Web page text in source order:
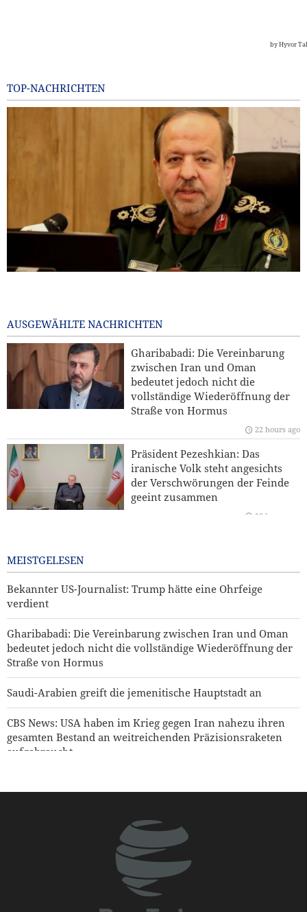
TOP-NACHRICHTEN
Kommentar | Die Zukunft der regionalen Sicherheit:
Warum eine Sicherheitsordnung unter Führung der
Staaten der Region unverzichtbar ist
Hamas: Der Angriff auf den Norden Jerusalems wird
unseren Widerstand gegen die Pläne zur Judaisierung
Yahya Saree: Wir haben die Stellungen der saudischen
Söldner mit ballistischen Raketen und Drohnen
zerschlagen
AUSGEWÄHLTE NACHRICHTEN
Gharibabadi: Die Vereinbarung
zwischen Iran und Oman
bedeutet jedoch nicht die
vollständige Wiederöffnung der
Straße von Hormus
22 hours ago
Präsident Pezeshkian: Das
iranische Volk steht angesichts
der Verschwörungen der Feinde
geeint zusammen
19 hours ago
21 hours ago
MEISTGELESEN
Bekannter US-Journalist: Trump hätte eine Ohrfeige
verdient
Gharibabadi: Die Vereinbarung zwischen Iran und Oman
bedeutet jedoch nicht die vollständige Wiederöffnung der
Straße von Hormus
Saudi-Arabien greift die jemenitische Hauptstadt an
CBS News: USA haben im Krieg gegen Iran nahezu ihren
gesamten Bestand an weitreichenden Präzisionsraketen
aufgebraucht
verbundene Einheiten auf
Jemenitischer Raketenangriff auf einen saudischen
Hakan Fidan: Israel hat keinerlei Absicht, Frieden zu